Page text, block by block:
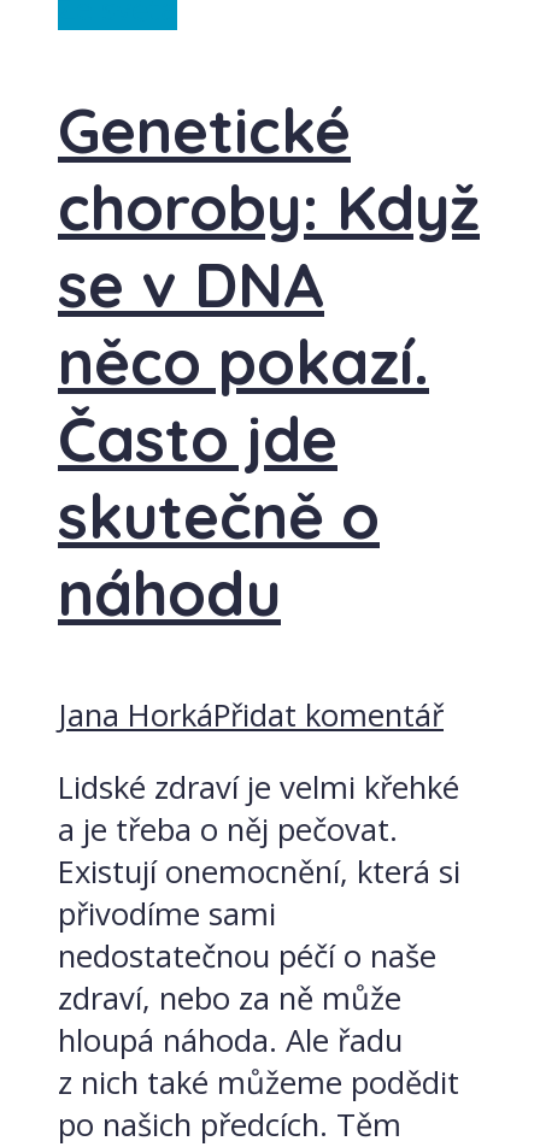
Genetické
choroby: Když
se v DNA
něco pokazí.
Často jde
skutečně o
náhodu
Jana HorkáPřidat komentář
Lidské zdraví je velmi křehké
a je třeba o něj pečovat.
Existují onemocnění, která si
přivodíme sami
nedostatečnou péčí o naše
zdraví, nebo za ně může
hloupá náhoda. Ale řadu
z nich také můžeme podědit
po našich předcích. Těm